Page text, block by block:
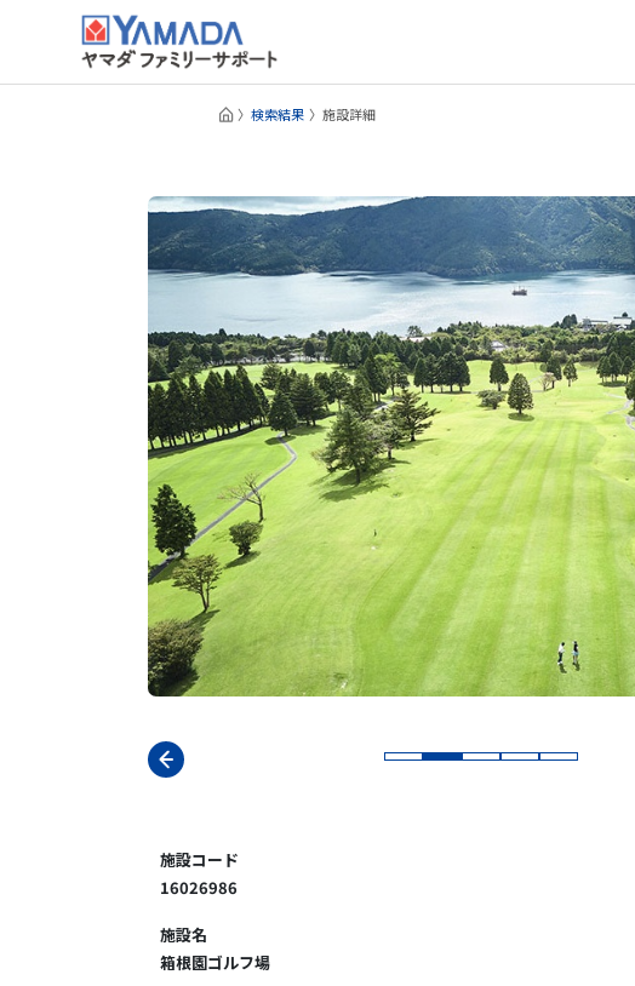
検索結果 施設詳細
施設コード
16026986
施設名
箱根園ゴルフ場